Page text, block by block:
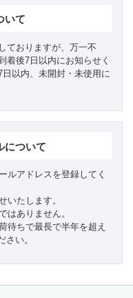
いて
ておりますが、万一不
着後7日以内にお知らせく
以内、未開封・未使用に
について
ルアドレスを登録してく
いたします。
はありません。
待ちで最長で半年を超え
い。